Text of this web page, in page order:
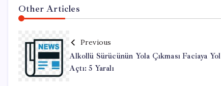
Other Articles
Previous
Alkollü Sürücünün Yola Çıkması Faciaya Yol
Açtı: 5 Yaralı